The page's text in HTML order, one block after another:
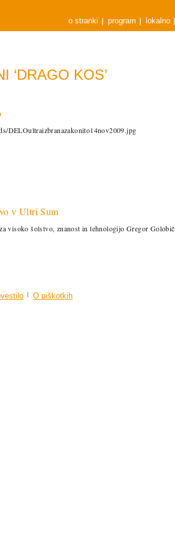
o stranki program lokalno
‘DRAGO KOS’
DELOultraizbranazakonito14nov2009.jpg
v Ultri Sum
visoko šolstvo, znanost in tehnologijo Gregor Golobič
O piškotkih